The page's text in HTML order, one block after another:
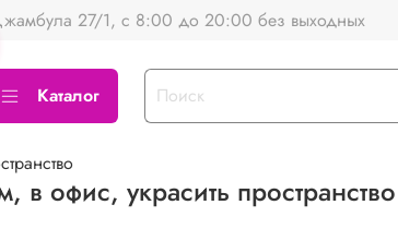
27/1, с 8:00 до 20:00 без выходных
Каталог
в офис, украсить пространство